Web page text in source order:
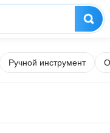
Ручной инструмент